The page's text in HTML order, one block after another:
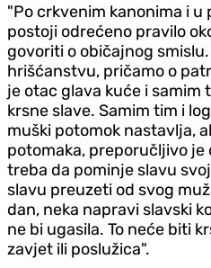
"Po crkvenim kanonima i u
postoji odrećeno pravilo
govoriti o običajnog
hrišćanstvu, pričamo o
je otac glava kuće i samim
krsne slave. Samim tim i
muški potomok nastavlja,
potomaka, preporučljivo je
treba da pominje slavu
slavu preuzeti od svog
dan, neka napravi slavski
ne bi ugasila. To neće biti
zavjet ili poslužica".